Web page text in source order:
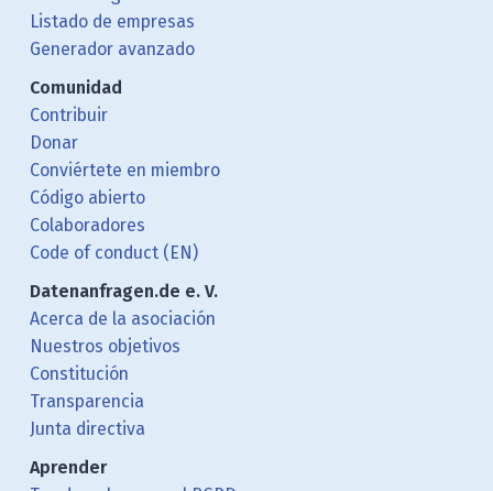
Listado de empresas
Generador avanzado
Comunidad
Contribuir
Donar
Conviértete en miembro
Código abierto
Colaboradores
Code of conduct (EN)
Datenanfragen.de e. V.
Acerca de la asociación
Nuestros objetivos
Constitución
Transparencia
Junta directiva
Aprender